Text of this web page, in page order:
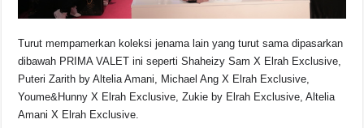
Turut mempamerkan koleksi jenama lain yang turut sama dipasarkan
dibawah PRIMA VALET ini seperti Shaheizy Sam X Elrah Exclusive,
Puteri Zarith by Altelia Amani, Michael Ang X Elrah Exclusive,
Youme&Hunny X Elrah Exclusive, Zukie by Elrah Exclusive, Altelia
Amani X Elrah Exclusive.